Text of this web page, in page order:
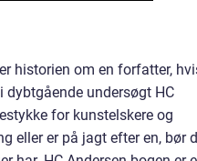
historien om en forfatter,
dybtgående undersøgt HC
for kunstelskere og
eller er på jagt efter en, bør